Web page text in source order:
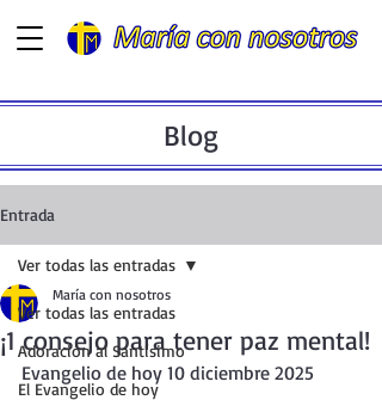
Blog
Entrada
Ver todas las entradas
Adoración al Santísimo
El Evangelio de hoy
Ver todas las entradas
¡1 consejo para tener paz mental!
María con nosotros
Evangelio de hoy 10 diciembre 2025